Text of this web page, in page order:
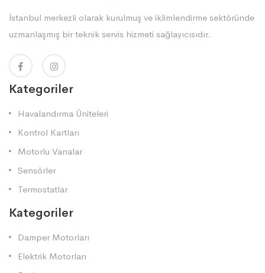
İstanbul merkezli olarak kurulmuş ve iklimlendirme sektöründe
uzmanlaşmış bir teknik servis hizmeti sağlayıcısıdır.
Kategoriler
Havalandırma Üniteleri
Kontrol Kartları
Motorlu Vanalar
Sensörler
Termostatlar
Kategoriler
Damper Motorları
Elektrik Motorları